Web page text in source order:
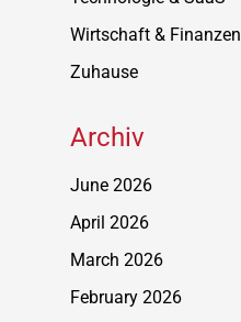
Wirtschaft & Finanzen
Zuhause
Archiv
June 2026
April 2026
March 2026
February 2026